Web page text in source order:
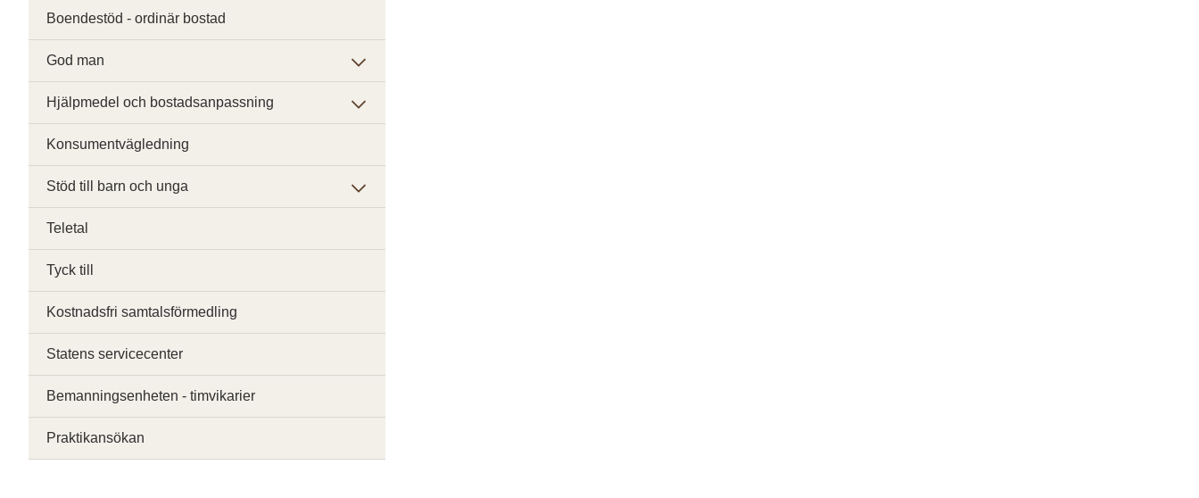
Boendestöd - ordinär bostad
God man
Hjälpmedel och bostadsanpassning
Konsumentvägledning
Stöd till barn och unga
Teletal
Tyck till
Kostnadsfri samtalsförmedling
Statens servicecenter
Bemanningsenheten - timvikarier
Praktikansökan